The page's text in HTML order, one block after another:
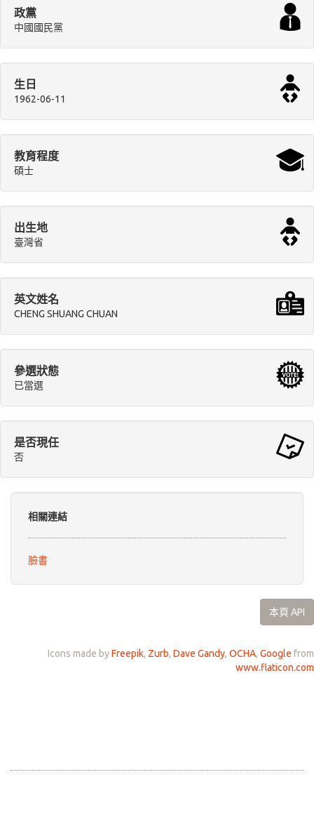
政黨
中國國民黨
生日
1962-06-11
教育程度
碩士
出生地
臺灣省
英文姓名
CHENG SHUANG CHUAN
參選狀態
已當選
是否現任
否
相關連結
臉書
本頁 API
Icons made byFreepik, Zurb, Dave Gandy, OCHA, Google from
www.flaticon.com